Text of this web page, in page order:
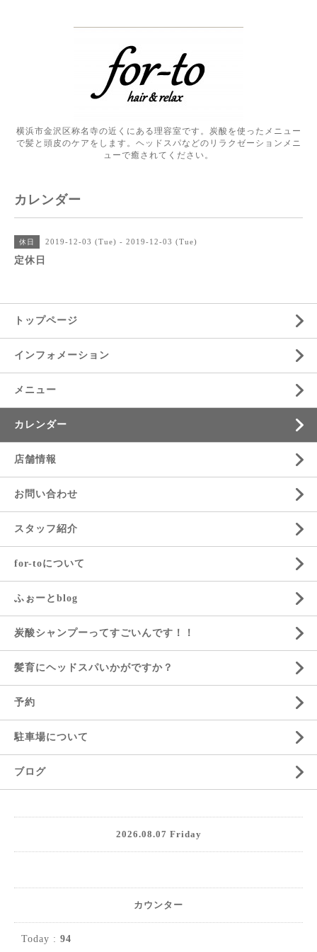
横浜市金沢区称名寺の近くにある理容室です。炭酸を使ったメニュー
で髪と頭皮のケアをします。ヘッドスパなどのリラクゼーションメニ
ューで癒されてください。
カレンダー
休日 2019-12-03 (Tue) - 2019-12-03 (Tue)
定休日
トップページ
インフォメーション
メニュー
カレンダー
店舗情報
お問い合わせ
スタッフ紹介
for-toについて
ふぉーとblog
炭酸シャンプーってすごいんです！！
髪育にヘッドスパいかがですか？
予約
駐車場について
ブログ
2026.08.07 Friday
カウンター
Today : 94